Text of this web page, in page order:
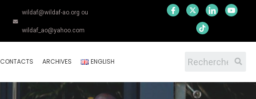
wildaf@wildaf-ao.org ou
wildaf_ao@yahoo.com
CONTACTS ARCHIVES ENGLISH